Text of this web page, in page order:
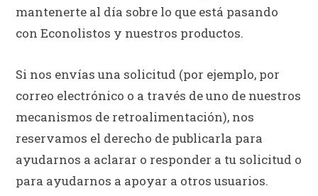
mantenerte al día sobre lo que está pasando
con Econolistos y nuestros productos.
Si nos envías una solicitud (por ejemplo, por
correo electrónico o a través de uno de nuestros
mecanismos de retroalimentación), nos
reservamos el derecho de publicarla para
ayudarnos a aclarar o responder a tu solicitud o
para ayudarnos a apoyar a otros usuarios.